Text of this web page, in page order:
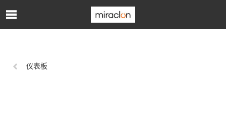
跳转到主内容
上
仪表板